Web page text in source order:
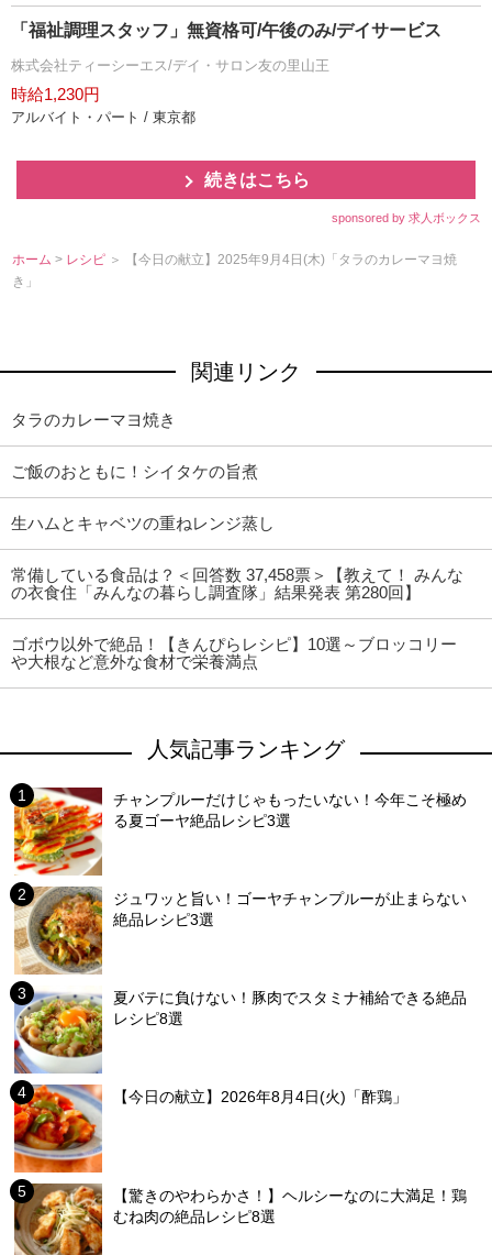
「福祉調理スタッフ」無資格可/午後のみ/デイサービス
株式会社ティーシーエス/デイ・サロン友の里山王
時給1,230円
アルバイト・パート / 東京都
続きはこちら
sponsored by 求人ボックス
ホーム > レシピ ＞ 【今日の献立】2025年9月4日(木)「タラのカレーマヨ焼
き」
関連リンク
タラのカレーマヨ焼き
ご飯のおともに！シイタケの旨煮
生ハムとキャベツの重ねレンジ蒸し
常備している食品は？＜回答数 37,458票＞【教えて！ みんな
の衣食住「みんなの暮らし調査隊」結果発表 第280回】
ゴボウ以外で絶品！【きんぴらレシピ】10選～ブロッコリー
大根など意外な食材で栄養満点
人気記事ランキング
チャンプルーだけじゃもったいない！今年こそ極め
る夏ゴーヤ絶品レシピ3選
ジュワッと旨い！ゴーヤチャンプルーが止まらない
絶品レシピ3選
夏バテに負けない！豚肉でスタミナ補給できる絶品
レシピ8選
【今日の献立】2026年8月4日(火)「酢鶏」
【驚きのやわらかさ！】ヘルシーなのに大満足！鶏
むね肉の絶品レシピ8選